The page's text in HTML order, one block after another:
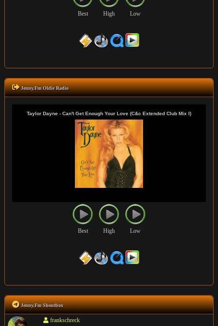
Best High Low
Jenny.Fm Oldie Radio
Best High Low
Jenny.Fm Shoutbox
frankschreck